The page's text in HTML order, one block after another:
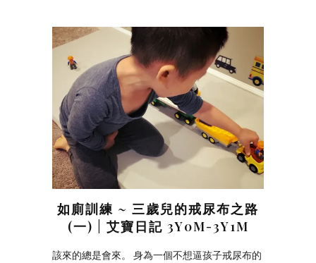
如廁訓練 ~ 三歲兒的戒尿布之路
(一) | 艾寶日記 3Y0M-3Y1M
該來的總是會來。 身為一個不想逼孩子戒尿布的